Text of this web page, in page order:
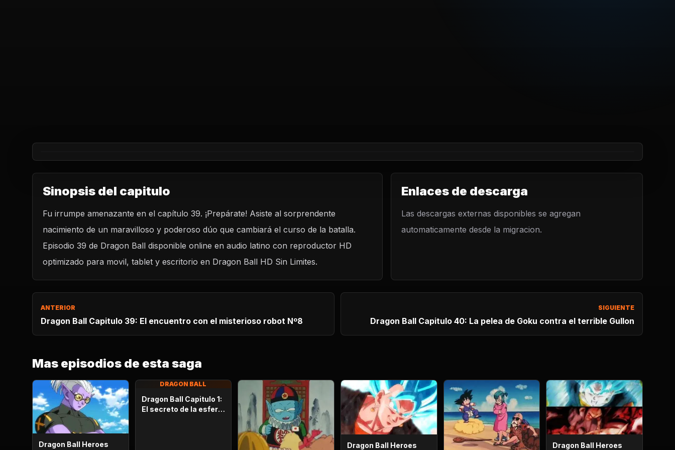
REPRODUCIR CAPITULO
Dragon Ball Heroes Capitulo 39: ¡El amenazador Fu se
interpone! ¡El nacimiento de un dúo maravilloso y poderoso!
CARGAR REPRODUCTOR
Sinopsis del capitulo
Fu irrumpe amenazante en el capítulo 39. ¡Prepárate! Asiste al sorprendente
nacimiento de un maravilloso y poderoso dúo que cambiará el curso de la batalla.
Episodio 39 de Dragon Ball disponible online en audio latino con reproductor HD
optimizado para movil, tablet y escritorio en Dragon Ball HD Sin Limites.
Enlaces de descarga
Las descargas externas disponibles se agregan
automaticamente desde la migracion.
ANTERIOR
Dragon Ball Capitulo 39: El encuentro con el misterioso robot Nº8
SIGUIENTE
Dragon Ball Capitulo 40: La pelea de Goku contra el terrible Gullon
Mas episodios de esta saga
Dragon Ball Heroes
DRAGON BALL
Dragon Ball Capitulo 1:
El secreto de la esfera
Dragon Ball Heroes Dragon Ball Heroes